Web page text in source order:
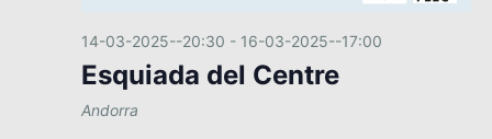
14-03-2025--20:30 - 16-03-2025--17:00
Esquiada del Centre
Andorra